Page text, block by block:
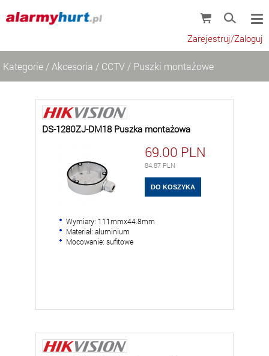
Zarejestruj/Zaloguj
Kategorie / Akcesoria / CCTV / Puszki montażowe
DS-1280ZJ-DM18 Puszka montażowa
69.00 PLN
84.87 PLN
Wymiary: 111mmx44.8mm
Materiał: aluminium
Mocowanie: sufitowe